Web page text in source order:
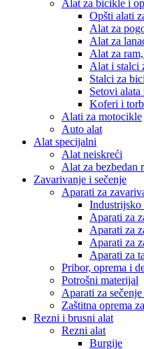
Alat za bicikle i
Opšti alati
Alat za
Alat za
Alat za
Alat i stalci
Stalci za
Setovi
Koferi i
Alati za motocikle
Auto alat
Alat specijalni
Alat neiskreći
Alat za bezbedan
Zavarivanje i sečenje
Aparati za
Industrijsko
Aparati za
Aparati za
Aparati za
Aparati za
Pribor, oprema i
Potrošni materijal
Aparati za
Zaštitna oprema
Rezni i brusni alat
Rezni alat
Burgije